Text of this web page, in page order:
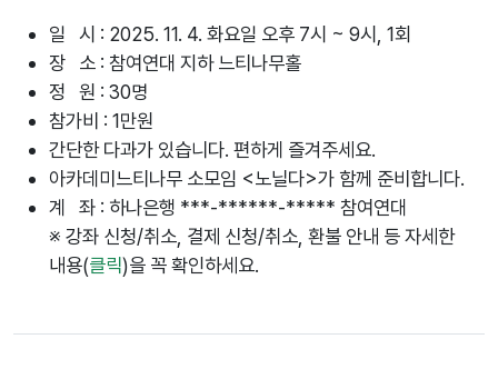
일 시 : 2025. 11. 4. 화요일 오후 7시 ~ 9시, 1회
장 소 : 참여연대 지하 느티나무홀
정 원 : 30명
참가비 : 1만원
간단한 다과가 있습니다. 편하게 즐겨주세요.
아카데미느티나무 소모임 <노닐다>가 함께 준비합니다.
계 좌 : 하나은행 ***-******-***** 참여연대
※ 강좌 신청/취소, 결제 신청/취소, 환불 안내 등 자세한
내용(클릭)을 꼭 확인하세요.